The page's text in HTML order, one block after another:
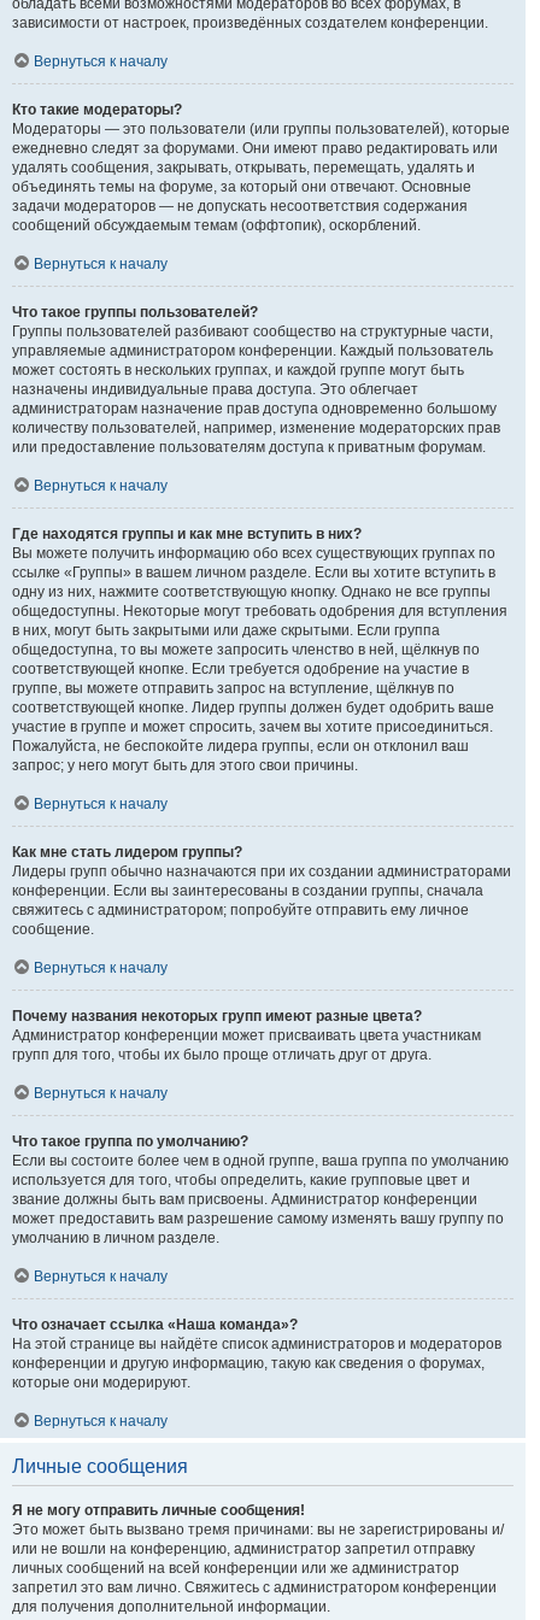
обладать всеми возможностями модераторов во всех форумах, в
зависимости от настроек, произведённых создателем конференции.
Вернуться к началу
Кто такие модераторы?
Модераторы — это пользователи (или группы пользователей), которые
ежедневно следят за форумами. Они имеют право редактировать или
удалять сообщения, закрывать, открывать, перемещать, удалять и
объединять темы на форуме, за который они отвечают. Основные
задачи модераторов — не допускать несоответствия содержания
сообщений обсуждаемым темам (оффтопик), оскорблений.
Вернуться к началу
Что такое группы пользователей?
Группы пользователей разбивают сообщество на структурные части,
управляемые администратором конференции. Каждый пользователь
может состоять в нескольких группах, и каждой группе могут быть
назначены индивидуальные права доступа. Это облегчает
администраторам назначение прав доступа одновременно большому
количеству пользователей, например, изменение модераторских прав
или предоставление пользователям доступа к приватным форумам.
Вернуться к началу
Где находятся группы и как мне вступить в них?
Вы можете получить информацию обо всех существующих группах по
ссылке «Группы» в вашем личном разделе. Если вы хотите вступить в
одну из них, нажмите соответствующую кнопку. Однако не все группы
общедоступны. Некоторые могут требовать одобрения для вступления
в них, могут быть закрытыми или даже скрытыми. Если группа
общедоступна, то вы можете запросить членство в ней, щёлкнув по
соответствующей кнопке. Если требуется одобрение на участие в
группе, вы можете отправить запрос на вступление, щёлкнув по
соответствующей кнопке. Лидер группы должен будет одобрить ваше
участие в группе и может спросить, зачем вы хотите присоединиться.
Пожалуйста, не беспокойте лидера группы, если он отклонил ваш
запрос; у него могут быть для этого свои причины.
Вернуться к началу
Как мне стать лидером группы?
Лидеры групп обычно назначаются при их создании администраторами
конференции. Если вы заинтересованы в создании группы, сначала
свяжитесь с администратором; попробуйте отправить ему личное
сообщение.
Вернуться к началу
Почему названия некоторых групп имеют разные цвета?
Администратор конференции может присваивать цвета участникам
групп для того, чтобы их было проще отличать друг от друга.
Вернуться к началу
Что такое группа по умолчанию?
Если вы состоите более чем в одной группе, ваша группа по умолчанию
используется для того, чтобы определить, какие групповые цвет и
звание должны быть вам присвоены. Администратор конференции
может предоставить вам разрешение самому изменять вашу группу по
умолчанию в личном разделе.
Вернуться к началу
Что означает ссылка «Наша команда»?
На этой странице вы найдёте список администраторов и модераторов
конференции и другую информацию, такую как сведения о форумах,
которые они модерируют.
Вернуться к началу
Личные сообщения
Я не могу отправить личные сообщения!
Это может быть вызвано тремя причинами: вы не зарегистрированы и/
или не вошли на конференцию, администратор запретил отправку
личных сообщений на всей конференции или же администратор
запретил это вам лично. Свяжитесь с администратором конференции
для получения дополнительной информации.